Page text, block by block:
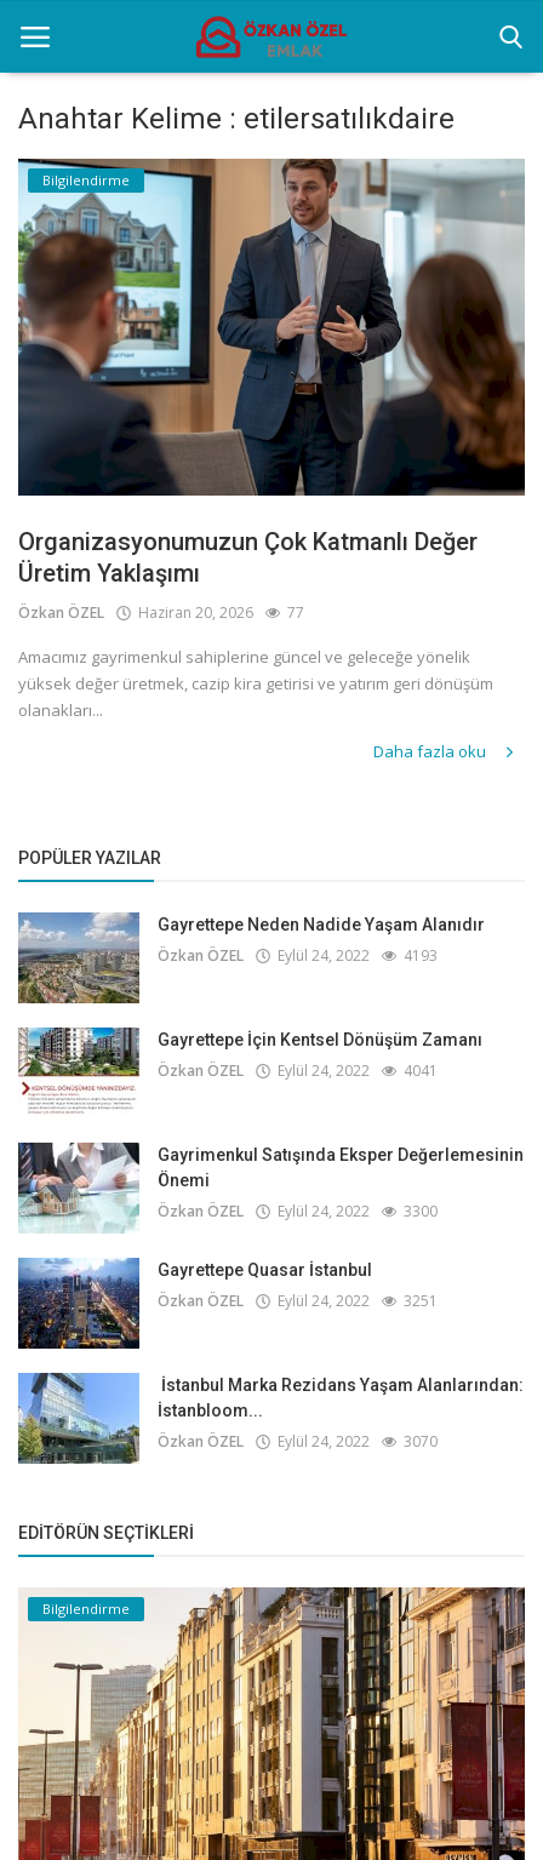
Anasayfa
Genel
Popüler Yerler
Gayrettepe Projeler
Anahtar Kelime : etilersatılıkdaire
Bilgilendirme
Organizasyonumuzun Çok Katmanlı Değer
Üretim Yaklaşımı
Özkan ÖZEL Haziran 20, 2026 77
Amacımız gayrimenkul sahiplerine güncel ve geleceğe yönelik
yüksek değer üretmek, cazip kira getirisi ve yatırım geri dönüşüm
olanakları...
Daha fazla oku
POPÜLER YAZILAR
Gayrettepe Neden Nadide Yaşam Alanıdır
Özkan ÖZEL Eylül 24, 2022 4193
Gayrettepe İçin Kentsel Dönüşüm Zamanı
Özkan ÖZEL Eylül 24, 2022 4041
Gayrimenkul Satışında Eksper Değerlemesinin
Önemi
Özkan ÖZEL Eylül 24, 2022 3300
Gayrettepe Quasar İstanbul
Özkan ÖZEL Eylül 24, 2022 3251
İstanbul Marka Rezidans Yaşam Alanlarından:
İstanbloom...
Özkan ÖZEL Eylül 24, 2022 3070
EDITÖRÜN SEÇTIKLERI
Bilgilendirme